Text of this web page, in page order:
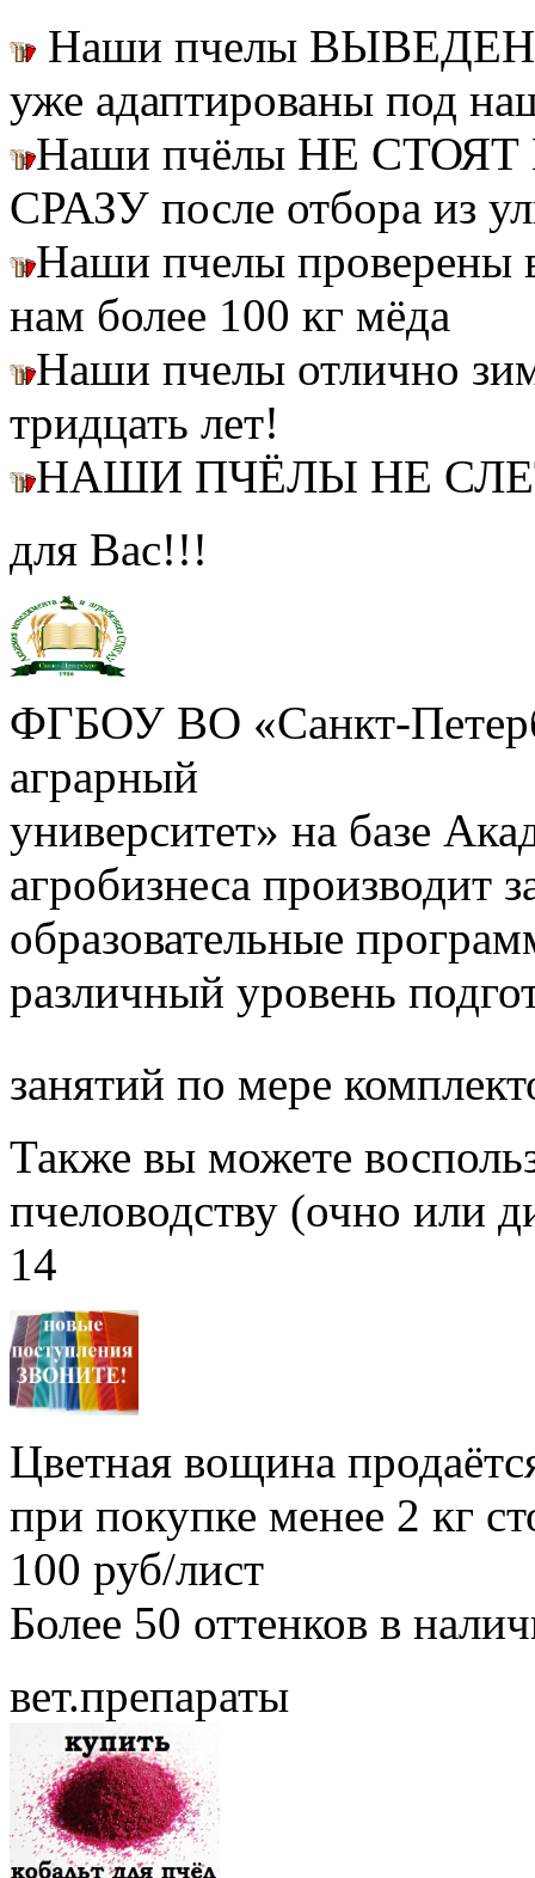
Наши пчелы
уже адаптированы под
Наши пчёлы НЕ СТОЯТ
СРАЗУ после отбора из
Наши пчелы
нам более 100 кг мёда
Наши пчелы отлично
тридцать лет!
НАШИ ПЧЁЛЫ НЕ
для Вас!!!
ФГБОУ ВО «Санкт-
аграрный
университет» на базе
агробизнеса производит
образовательные
различный уровень
занятий по мере
Также вы можете
пчеловодству (очно или
14
Цветная вощина
при покупке менее 2 кг
100 руб/лист
Более 50 оттенков в
вет.препараты